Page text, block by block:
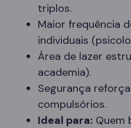
triplos.
Maior frequência
individuais
Área de lazer
academia).
Segurança
compulsórios.
Ideal para: Quem